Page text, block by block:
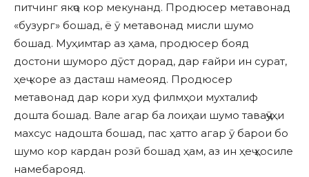
питчинг якҷо кор мекунанд. Продюсер метавонад
«бузург» бошад, ё ӯ метавонад мисли шумо
бошад. Муҳимтар аз ҳама, продюсер бояд
достони шуморо дӯст дорад, дар ғайри ин сурат,
ҳеҷ коре аз дасташ намеояд. Продюсер
метавонад дар кори худ филмҳои мухталиф
дошта бошад. Вале агар ба лоиҳаи шумо таваҷҷӯҳи
махсус надошта бошад, пас ҳатто агар ӯ барои бо
шумо кор кардан розӣ бошад ҳам, аз ин ҳеҷ ҳосиле
намебарояд.